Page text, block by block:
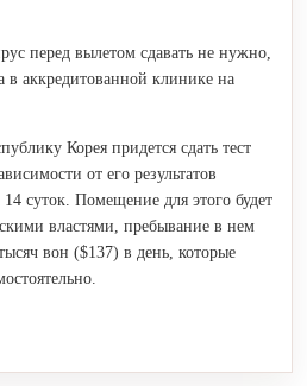
перед вылетом сдавать не нужно,
в аккредитованной клинике на
Корея придется сдать тест
от его результатов
суток. Помещение для этого будет
властями, пребывание в нем
вон ($137) в день, которые